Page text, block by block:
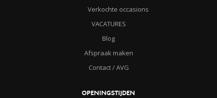
Verkochte occasions
VACATURES
Blog
Afspraak maken
Contact / AVG
OPENINGSTIJDEN